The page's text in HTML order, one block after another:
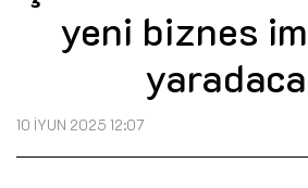
yeni biznes
10 İYUN 2025 12:07